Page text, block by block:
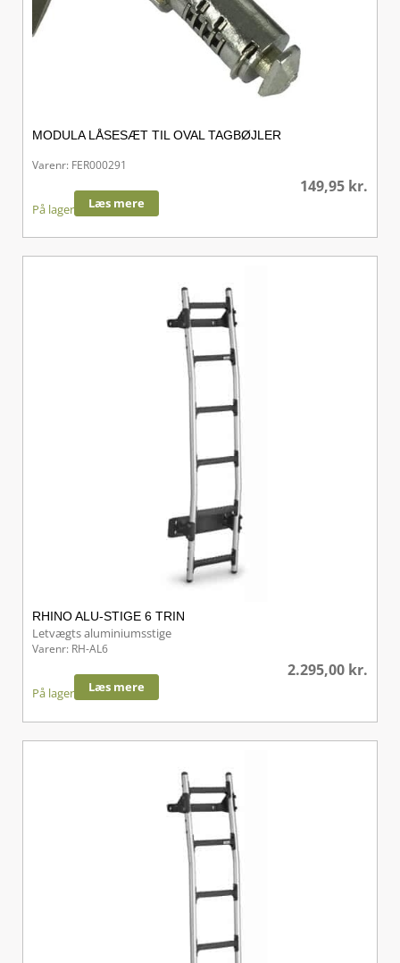
MODULA LÅSESÆT TIL OVAL TAGBØJLER
Varenr: FER000291
149,95 kr.
På lager Læs mere
RHINO ALU-STIGE 6 TRIN
Letvægts aluminiumsstige
Varenr: RH-AL6
2.295,00 kr.
På lager Læs mere